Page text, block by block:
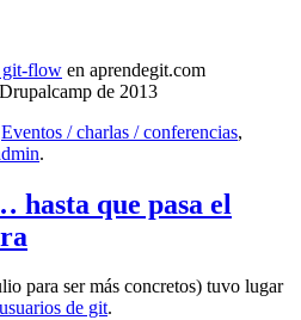
git-flow en aprendegit.com
de 2013
Eventos / charlas / conferencias,
.
que pasa el
para ser más concretos) tuvo lugar
de git.